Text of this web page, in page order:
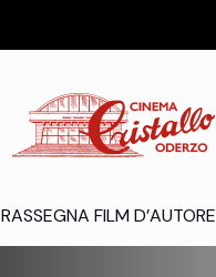
RASSEGNA FILM D’AUTORE